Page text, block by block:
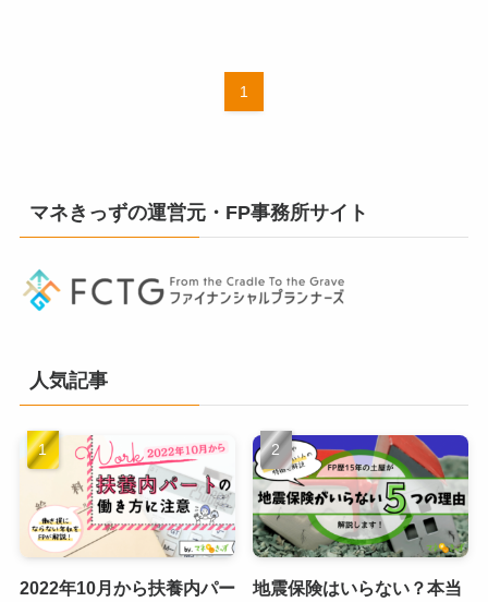
1
マネきっずの運営元・FP事務所サイト
人気記事
2022年10月から扶養内パー
地震保険はいらない？本当